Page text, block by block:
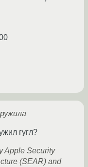
гугл?
Apple Security
(SEAR) and